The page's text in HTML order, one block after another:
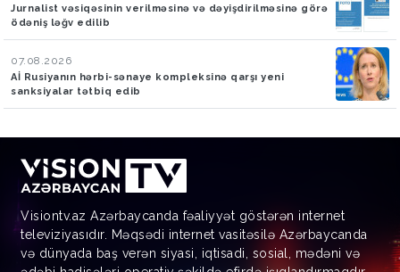
Jurnalist vəsiqəsinin verilməsinə və dəyişdirilməsinə görə
ödəniş ləğv edilib
07.08.2026
Aİ Rusiyanın hərbi-sənaye kompleksinə qarşı yeni
sanksiyalar tətbiq edib
Visiontv.az Azərbaycanda fəaliyyət göstərən internet
televiziyasıdır. Məqsədi internet vasitəsilə Azərbaycanda
və dünyada baş verən siyasi, iqtisadi, sosial, mədəni və